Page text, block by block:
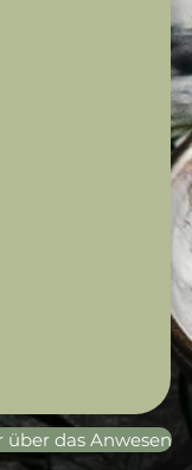
über das Anwesen